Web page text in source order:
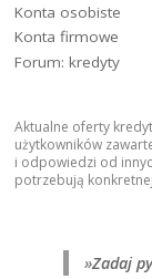
Konta osobiste
Konta firmowe
Forum: kredyty
Aktualne oferty
użytkowników
i odpowiedzi od
potrzebują
»Zadaj